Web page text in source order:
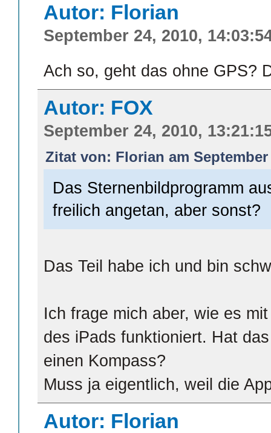
Autor: Florian
September 24, 2010,
Ach so, geht das ohne GPS?
Autor: FOX
September 24, 2010,
Zitat von: Florian am September
Das Sternenbildprogramm
freilich angetan, aber sonst?
Das Teil habe ich und bin
Ich frage mich aber, wie es
des iPads funktioniert. Hat
einen Kompass?
Muss ja eigentlich, weil die
Autor: Florian